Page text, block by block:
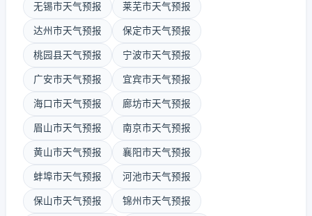
无锡市天气预报 莱芜市天气预报
达州市天气预报 保定市天气预报
桃园县天气预报 宁波市天气预报
广安市天气预报 宜宾市天气预报
海口市天气预报 廊坊市天气预报
眉山市天气预报 南京市天气预报
黄山市天气预报 襄阳市天气预报
蚌埠市天气预报 河池市天气预报
保山市天气预报 锦州市天气预报